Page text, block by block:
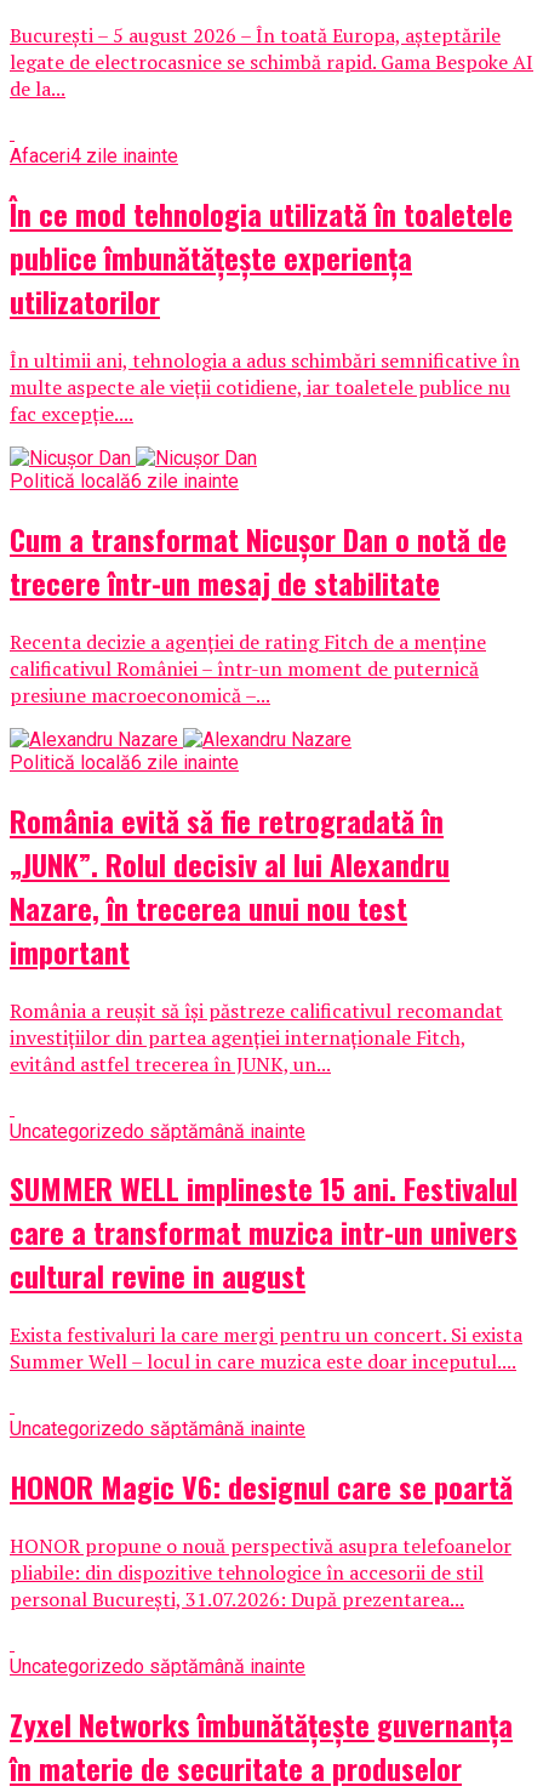
București – 5 august 2026 – În toată Europa, așteptările
legate de electrocasnice se schimbă rapid. Gama Bespoke AI
de la...
Afaceri4 zile inainte
În ce mod tehnologia utilizată în toaletele
publice îmbunătățește experiența
utilizatorilor
În ultimii ani, tehnologia a adus schimbări semnificative în
multe aspecte ale vieții cotidiene, iar toaletele publice nu
fac excepție....
Politică locală6 zile inainte
Cum a transformat Nicușor Dan o notă de
trecere într-un mesaj de stabilitate
Recenta decizie a agenției de rating Fitch de a menține
calificativul României – într-un moment de puternică
presiune macroeconomică –...
Politică locală6 zile inainte
România evită să fie retrogradată în
„JUNK”. Rolul decisiv al lui Alexandru
Nazare, în trecerea unui nou test
important
România a reușit să își păstreze calificativul recomandat
investițiilor din partea agenției internaționale Fitch,
evitând astfel trecerea în JUNK, un...
Uncategorizedo săptămână inainte
SUMMER WELL implineste 15 ani. Festivalul
care a transformat muzica intr-un univers
cultural revine in august
Exista festivaluri la care mergi pentru un concert. Si exista
Summer Well – locul in care muzica este doar inceputul....
Uncategorizedo săptămână inainte
HONOR Magic V6: designul care se poartă
HONOR propune o nouă perspectivă asupra telefoanelor
pliabile: din dispozitive tehnologice în accesorii de stil
personal București, 31.07.2026: După prezentarea...
Uncategorizedo săptămână inainte
Zyxel Networks îmbunătățește guvernanța
în materie de securitate a produselor